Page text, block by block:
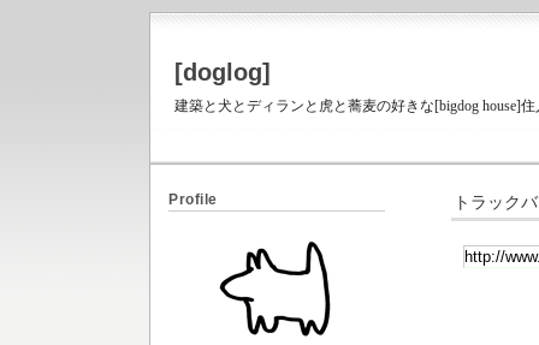
[doglog]
建築と犬とディランと虎と蕎麦の好きな[bigdog house]
トラック
Profile